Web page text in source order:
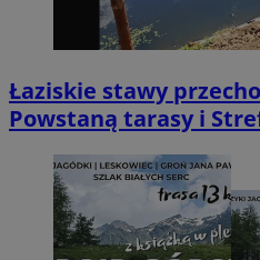
Łaziskie stawy
Powstaną tarasy i